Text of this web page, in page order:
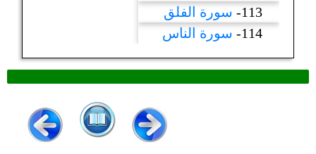
113-
سورة الفلق
114-
سورة الناس